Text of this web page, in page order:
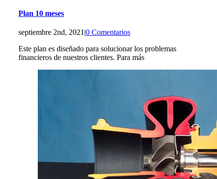
Plan 10 meses
septiembre 2nd, 2021 |0 Comentarios
Este plan es diseñado para solucionar los problemas
financieros de nuestros clientes. Para más